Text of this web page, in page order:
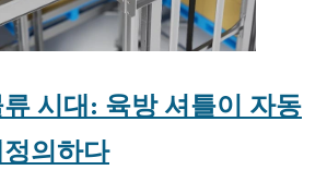
시대: 육방 셔틀이 자동
의하다